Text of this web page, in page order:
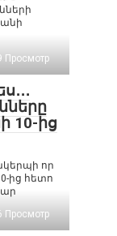
Просмотр
10-ից
որ
ից հետո
Просмотр